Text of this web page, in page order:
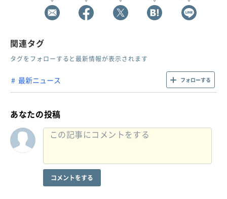
関連タグ
タグをフォローすると最新情報が表示されます
最新ニュース フォローする
あなたの投稿
コメントをする